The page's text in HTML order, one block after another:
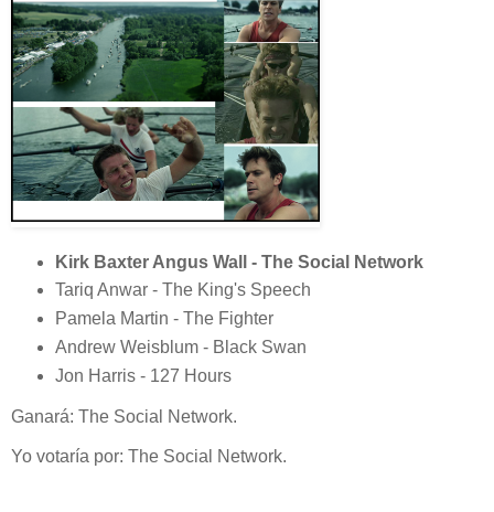
Kirk Baxter Angus Wall - The Social Network
Tariq Anwar - The King's Speech
Pamela Martin - The Fighter
Andrew Weisblum - Black Swan
Jon Harris - 127 Hours
Ganará: The Social Network.
Yo votaría por: The Social Network.